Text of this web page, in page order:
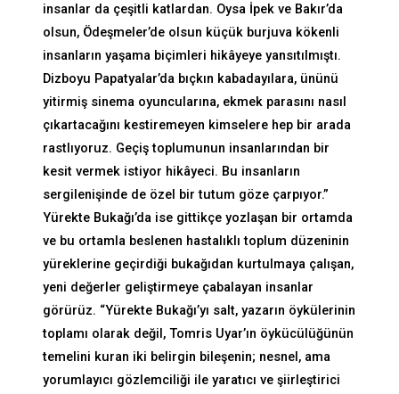
insanlar da çeşitli katlardan. Oysa İpek ve Bakır’da
olsun, Ödeşmeler’de olsun küçük burjuva kökenli
insanların yaşama biçimleri hikâyeye yansıtılmıştı.
Dizboyu Papatyalar’da bıçkın kabadayılara, ününü
yitirmiş sinema oyuncularına, ekmek parasını nasıl
çıkartacağını kestiremeyen kimselere hep bir arada
rastlıyoruz. Geçiş toplumunun insanlarından bir
kesit vermek istiyor hikâyeci. Bu insanların
sergilenişinde de özel bir tutum göze çarpıyor.”
Yürekte Bukağı’da ise gittikçe yozlaşan bir ortamda
ve bu ortamla beslenen hastalıklı toplum düzeninin
yüreklerine geçirdiği bukağıdan kurtulmaya çalışan,
yeni değerler geliştirmeye çabalayan insanlar
görürüz. “Yürekte Bukağı’yı salt, yazarın öykülerinin
toplamı olarak değil, Tomris Uyar’ın öykücülüğünün
temelini kuran iki belirgin bileşenin; nesnel, ama
yorumlayıcı gözlemciliği ile yaratıcı ve şiirleştirici